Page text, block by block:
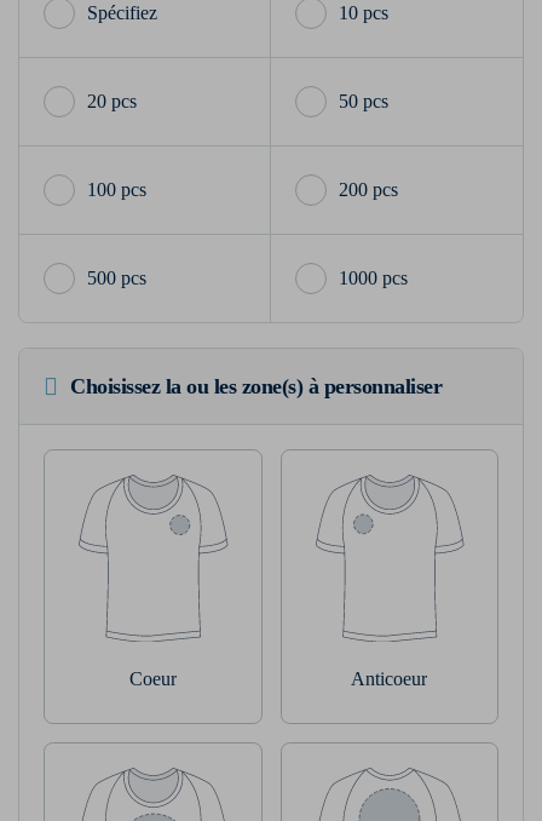
10 pcs
20 pcs 50 pcs
100 pcs 200 pcs
500 pcs 1000 pcs
Choisissez la ou les zone(s) à personnaliser
Coeur Anticoeur